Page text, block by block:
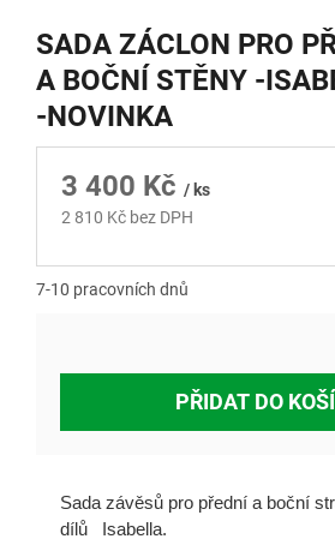
SADA ZÁCLON PRO
A BOČNÍ STĚNY -
-NOVINKA
3 400 Kč / ks
2 810 Kč bez DPH
7-10 pracovních dnů
PŘIDAT DO
Sada závěsů pro přední a boční
dílů Isabella.